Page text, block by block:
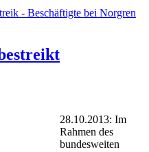
- Beschäftigte bei Norgren
28.10.2013: Im
Rahmen des
bundesweiten